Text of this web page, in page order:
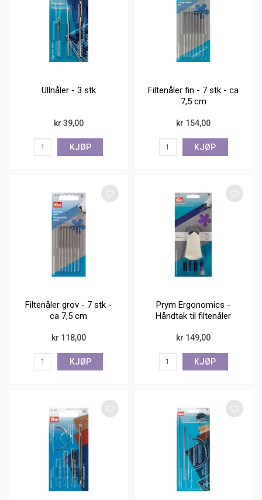
Ullnåler - 3 stk
kr 39,00
KJØP
Filtenåler fin - 7 stk - ca
7,5 cm
kr 154,00
KJØP
Filtenåler grov - 7 stk -
ca 7,5 cm
kr 118,00
KJØP
Prym Ergonomics -
Håndtak til filtenåler
kr 149,00
KJØP